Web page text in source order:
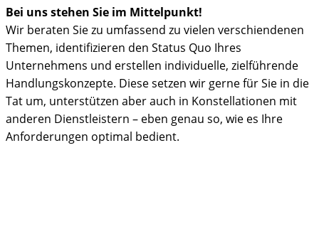
Bei uns stehen Sie im Mittelpunkt!
Wir beraten Sie zu umfassend zu vielen verschiendenen
Themen, identifizieren den Status Quo Ihres
Unternehmens und erstellen individuelle, zielführende
Handlungskonzepte. Diese setzen wir gerne für Sie in die
Tat um, unterstützen aber auch in Konstellationen mit
anderen Dienstleistern – eben genau so, wie es Ihre
Anforderungen optimal bedient.